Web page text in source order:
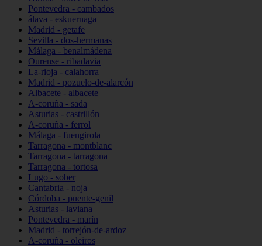
Pontevedra - cambados
álava - eskuernaga
Madrid - getafe
Sevilla - dos-hermanas
Málaga - benalmádena
Ourense - ribadavia
La-rioja - calahorra
Madrid - pozuelo-de-alarcón
Albacete - albacete
A-coruña - sada
Asturias - castrillón
A-coruña - ferrol
Málaga - fuengirola
Tarragona - montblanc
Tarragona - tarragona
Tarragona - tortosa
Lugo - sober
Cantabria - noja
Córdoba - puente-genil
Asturias - laviana
Pontevedra - marín
Madrid - torrejón-de-ardoz
A-coruña - oleiros